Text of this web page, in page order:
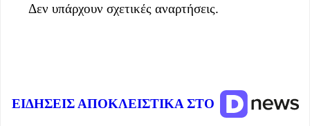
Δεν υπάρχουν σχετικές αναρτήσεις.
ΕΙΔΗΣΕΙΣ ΑΠΟΚΛΕΙΣΤΙΚΑ ΣΤΟ